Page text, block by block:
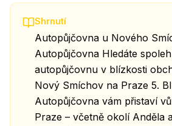
Shrnutí
Autopůjčovna u Nového
Autopůjčovna Hledáte
autopůjčovnu v blízkosti
Nový Smíchov na Praze 5.
Autopůjčovna vám přistaví
Praze – včetně okolí Anděla